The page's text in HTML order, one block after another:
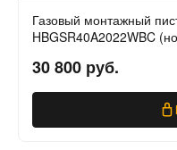
Газовый монтажный
HBGSR40A2022WBC
30 800 руб.